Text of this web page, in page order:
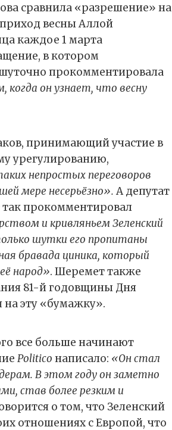
сравнила «разрешение» на
весны Аллой
каждое 1 марта
в котором
прокомментировала
он узнает, что весну
принимающий участие в
урегулированию,
непростых переговоров
мере несерьёзно». А депутат
прокомментировал
и кривляньем Зеленский
шутки его пропитаны
бравада циника, который
народ». Шеремет также
81-й годовщины Дня
эту «бумажку».
все больше начинают
Politico написало: «Он стал
В этом году он заметно
став более резким и
о том, что Зеленский
отношениях с Европой, что